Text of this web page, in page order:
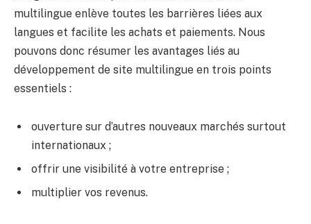
multilingue enlève toutes les barrières liées aux
langues et facilite les achats et paiements. Nous
pouvons donc résumer les avantages liés au
développement de site multilingue en trois points
essentiels :
ouverture sur d’autres nouveaux marchés surtout
internationaux ;
offrir une visibilité à votre entreprise ;
multiplier vos revenus.